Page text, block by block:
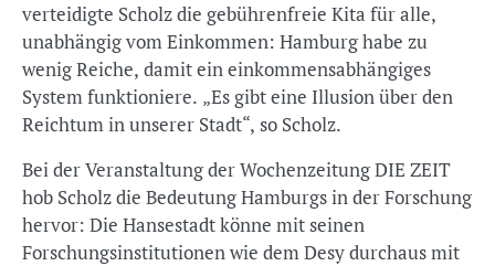
verteidigte Scholz die gebührenfreie Kita für alle,
unabhängig vom Einkommen: Hamburg habe zu
wenig Reiche, damit ein einkommensabhängiges
System funktioniere. „Es gibt eine Illusion über den
Reichtum in unserer Stadt“, so Scholz.
Bei der Veranstaltung der Wochenzeitung DIE ZEIT
hob Scholz die Bedeutung Hamburgs in der Forschung
hervor: Die Hansestadt könne mit seinen
Forschungsinstitutionen wie dem Desy durchaus mit